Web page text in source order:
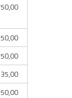
50,00
50,00
50,00
35,00
50,00